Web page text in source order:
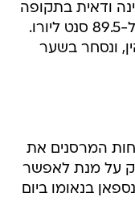
ודאית בתקופה
הקרובה. ביחס ליורו נחלש הדולר ל-89.5 סנט ליורו.
ונסחר בשער
המרסנים את
על מנת לאפשר
בנאומו ביום